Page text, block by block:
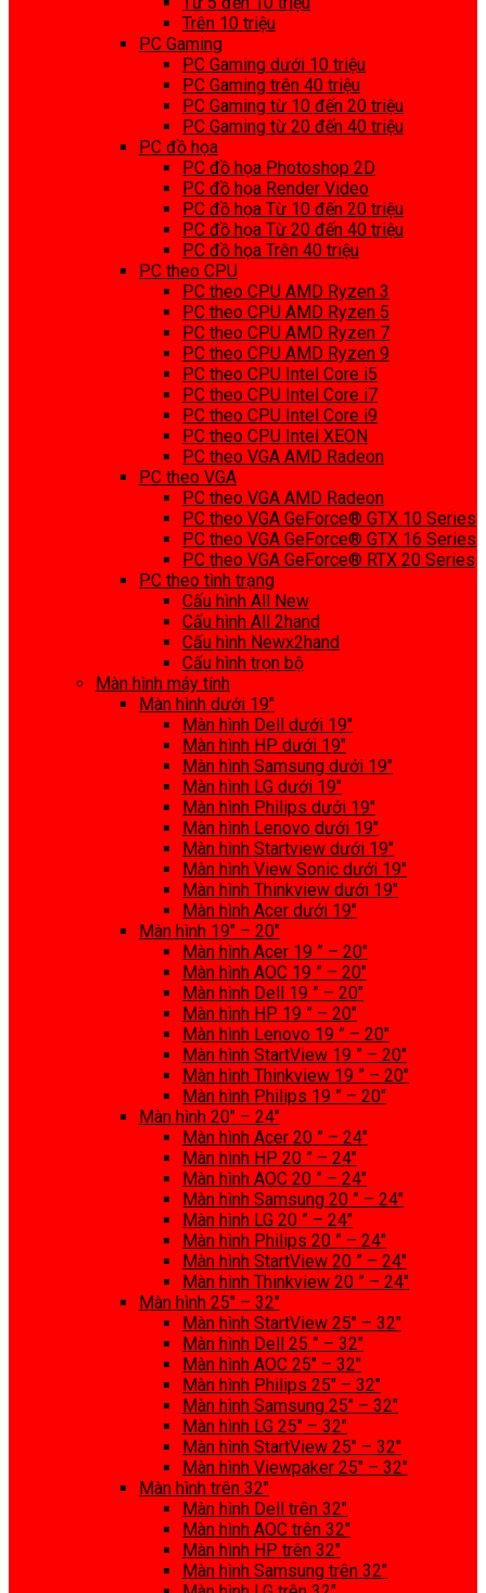
Trên 10 triệu
PC Gaming
PC Gaming dưới 10 triệu
PC Gaming trên 40 triệu
PC Gaming từ 10 đến 20 triệu
PC Gaming từ 20 đến 40 triệu
PC đồ họa
PC đồ họa Photoshop 2D
PC đồ họa Render Video
PC đồ họa Từ 10 đến 20 triệu
PC đồ họa Từ 20 đến 40 triệu
PC đồ họa Trên 40 triệu
PC theo CPU
PC theo CPU AMD Ryzen 3
PC theo CPU AMD Ryzen 5
PC theo CPU AMD Ryzen 7
PC theo CPU AMD Ryzen 9
PC theo CPU Intel Core i5
PC theo CPU Intel Core i7
PC theo CPU Intel Core i9
PC theo CPU Intel XEON
PC theo VGA AMD Radeon
PC theo VGA
PC theo VGA AMD Radeon
PC theo VGA GeForce® GTX 10 Series
PC theo VGA GeForce® GTX 16 Series
PC theo VGA GeForce® RTX 20 Series
PC theo tình trạng
Cấu hình All New
Cấu hình All 2hand
Cấu hình Newx2hand
Cấu hình trọn bộ
Màn hình máy tính
Màn hình dưới 19″
Màn hình Dell dưới 19″
Màn hình HP dưới 19″
Màn hình Samsung dưới 19″
Màn hình LG dưới 19″
Màn hình Philips dưới 19″
Màn hình Lenovo dưới 19″
Màn hình Startview dưới 19″
Màn hình View Sonic dưới 19″
Màn hình Thinkview dưới 19″
Màn hình Acer dưới 19″
Màn hình 19″ – 20″
Màn hình Acer 19 ” – 20″
Màn hình AOC 19 ” – 20″
Màn hình Dell 19 ” – 20″
Màn hình HP 19 ” – 20″
Màn hình Lenovo 19 ” – 20″
Màn hình StartView 19 ” – 20″
Màn hình Thinkview 19 ” – 20″
Màn hình Philips 19 ” – 20″
Màn hình 20″ – 24″
Màn hình Acer 20 ” – 24″
Màn hình HP 20 ” – 24″
Màn hình AOC 20 ” – 24″
Màn hình Samsung 20 ” – 24″
Màn hình LG 20 ” – 24″
Màn hình Philips 20 ” – 24″
Màn hình StartView 20 ” – 24″
Màn hình Thinkview 20 ” – 24″
Màn hình 25″ – 32″
Màn hình StartView 25″ – 32″
Màn hình Dell 25 ” – 32″
Màn hình AOC 25″ – 32″
Màn hình Philips 25″ – 32″
Màn hình Samsung 25″ – 32″
Màn hình LG 25″ – 32″
Màn hình StartView 25″ – 32″
Màn hình Viewpaker 25″ – 32″
Màn hình trên 32″
Màn hình Dell trên 32″
Màn hình AOC trên 32″
Màn hình HP trên 32″
Màn hình Samsung trên 32″